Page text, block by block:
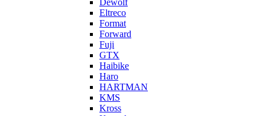
Dewolf
Eltreco
Format
Forward
Fuji
GTX
Haibike
Haro
HARTMAN
KMS
Kross